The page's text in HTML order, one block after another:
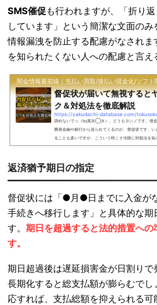
SMS催促も行われますが、「折り
しています」という簡潔な文面のみ
情報漏洩を防止する配慮がなされま
を知られたくない人への配慮と言え
闇金情報最前線｜先払い買取/後払い現金化/ソフト
督促状が届いて無視すると
ク＆対処法を徹底解説
https://yakudachi-database.com/
諦めないでっ（by真矢◯き）。どうもヨシノです。借
費者金融や銀行から送られてくるのが、督促状です。い
ることも多いですが、こういう時こそ冷静に対処法を
済できないなら弁護士・司法書士に相談し、債務整理
ての基本的な内容から、無視し続けるリスクや届いた時
まで徹底的に解説します。督促状とは？督促状とは、返
返済猶予期日の指定
督促状には「●月●日までに入金が
手続きへ移行します」と具体的な期
す。 期日を超過すると法的措置への
す。
期日超過後は遅延損害金が日割りで
長期化すると総支払額が膨らむでし
応すれば、支払総額を抑えられる可